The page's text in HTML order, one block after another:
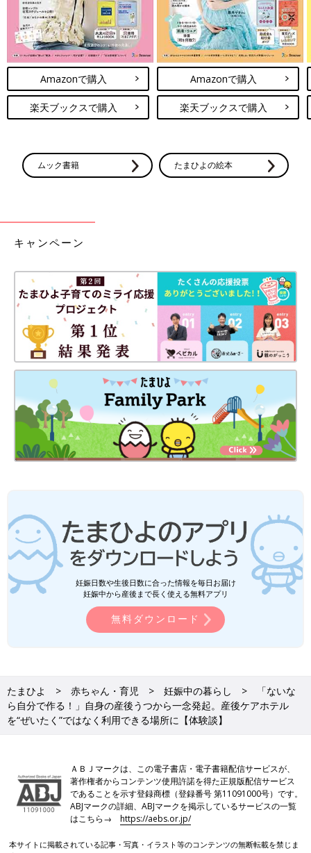
Amazonで購入
楽天ブックスで購入
Amazonで購入
楽天ブックスで購入
ムック書籍 たまひよの絵本
キャンペーン
妊娠日数や生後日数に合った情報を毎日お届け
妊娠中から産後まで長く使える無料アプリ
無料ダウンロード
たまひよ 赤ちゃん・育児 妊娠中の暮らし
「ないな
ら自分で作る！」自身の産後うつから一念発起。産後ケアホテル
を“ぜいたく”ではなく利用できる場所に【体験談】
ＡＢＪマークは、この電子書店・電子書籍配信サービスが、
著作権者からコンテンツ使用許諾を得た正規版配信サービス
であることを示す登録商標（登録番号 第11091000号）です。
ABJマークの詳細、ABJマークを掲示しているサービスの一覧
はこちら→https://aebs.or.jp/
本サイトに掲載されている記事・写真・イラスト等のコンテンツの無断転載を禁じま